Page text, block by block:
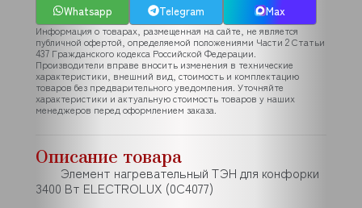
Whatsapp
Telegram Max
Информация о товарах, размещенная на сайте, не является
публичной офертой, определяемой положениями Части 2 Статьи
437 Гражданского кодекса Российской Федерации.
Производители вправе вносить изменения в технические
характеристики, внешний вид, стоимость и комплектацию
товаров без предварительного уведомления. Уточняйте
характеристики и актуальную стоимость товаров у наших
менеджеров перед оформлением заказа.
Описание товара
Элемент нагревательный ТЭН для конфорки
3400 Вт ELECTROLUX (0C4077)